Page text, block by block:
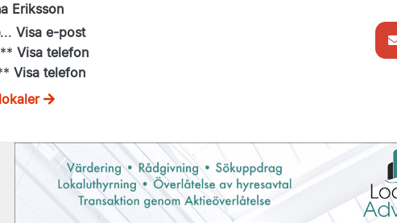
Eriksson
Visa e-post
Visa telefon
Visa telefon